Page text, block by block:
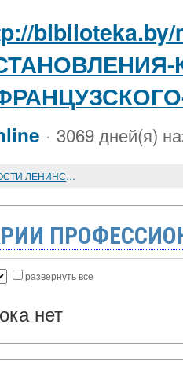
· 3069 дней(я)
КОНСПИРАЦИЯ В ДЕЯТЕЛЬНОСТИ ЛЕНИНСКОЙ "ИСКРЫ"
развернуть все
нет